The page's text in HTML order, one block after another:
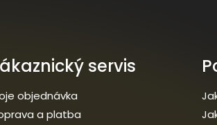
servis
objednávka
a platba